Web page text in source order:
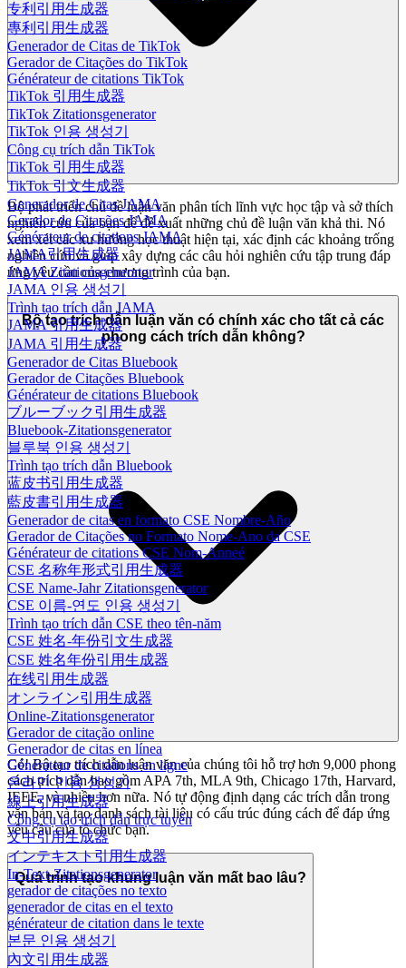
专利引用生成器
專利引用生成器
Generador de Citas de TikTok
Gerador de Citações do TikTok
Générateur de citations TikTok
TikTok 引用生成器
TikTok Zitationsgenerator
TikTok 인용 생성기
Công cụ trích dẫn TikTok
TikTok 引用生成器
TikTok 引文生成器
Generador de Citas JAMA
Gerador de Citações JAMA
Générateur de citations JAMA
JAMA引用生成器
JAMA Zitationsgenerator
JAMA 인용 생성기
Trình tạo trích dẫn JAMA
JAMA 引用生成器
JAMA 引用生成器
Generador de Citas Bluebook
Gerador de Citações Bluebook
Générateur de citations Bluebook
ブルーブック引用生成器
Bluebook-Zitationsgenerator
블루북 인용 생성기
Trình tạo trích dẫn Bluebook
蓝皮书引用生成器
藍皮書引用生成器
Generador de citas en formato CSE Nombre-Año
Gerador de Citações no Formato Nome-Ano da CSE
Générateur de citations CSE Nom-Anneé
CSE 名称年形式引用生成器
CSE Name-Jahr Zitationsgenerator
CSE 이름-연도 인용 생성기
Trình tạo trích dẫn CSE theo tên-năm
CSE 姓名-年份引文生成器
CSE 姓名年份引用生成器
在线引用生成器
オンライン引用生成器
Online-Zitationsgenerator
Gerador de citação online
Generador de citas en línea
Générateur de citations en ligne
온라인 인용 생성기
線上引用生成器
Công cụ tạo trích dẫn trực tuyến
文中引用生成器
インテキスト引用生成器
In-Text-Zitationsgenerator
gerador de citações no texto
generador de citas en el texto
générateur de citation dans le texte
본문 인용 생성기
內文引用生成器
Bộ phát triển chủ đề luận văn phân tích lĩnh vực học tập và sở thích
nghiên cứu của bạn để đề xuất những chủ đề luận văn khả thi. Nó
xem xét các xu hướng học thuật hiện tại, xác định các khoảng trống
nghiên cứu và giúp xây dựng các câu hỏi nghiên cứu tập trung đáp
ứng yêu cầu của chương trình của bạn.
Bộ tạo trích dẫn luận văn có chính xác cho tất cả các
phong cách trích dẫn không?
Có! Bộ tạo trích dẫn luận văn của chúng tôi hỗ trợ hơn 9,000 phong
cách trích dẫn bao gồm APA 7th, MLA 9th, Chicago 17th, Harvard,
IEEE, và nhiều hơn nữa. Nó tự động định dạng các trích dẫn trong
văn bản và tạo danh sách tài liệu có cấu trúc đúng cách để đáp ứng
yêu cầu của tổ chức bạn.
Quá trình tạo khung luận văn mất bao lâu?